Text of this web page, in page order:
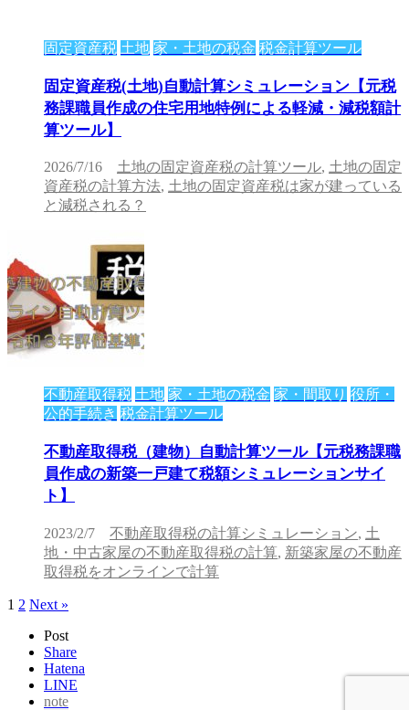
固定資産税 土地 家・土地の税金 税金計算ツール
固定資産税(土地)自動計算シミュレーション【元税
務課職員作成の住宅用地特例による軽減・減税額計
算ツール】
2026/7/16 土地の固定資産税の計算ツール, 土地の固定
資産税の計算方法, 土地の固定資産税は家が建っている
と減税される？
不動産取得税 土地 家・土地の税金 家・間取り 役所・
公的手続き 税金計算ツール
不動産取得税（建物）自動計算ツール【元税務課職
員作成の新築一戸建て税額シミュレーションサイ
ト】
2023/2/7 不動産取得税の計算シミュレーション, 土
地・中古家屋の不動産取得税の計算, 新築家屋の不動産
取得税をオンラインで計算
1 2 Next »
Post
Share
Hatena
LINE
note